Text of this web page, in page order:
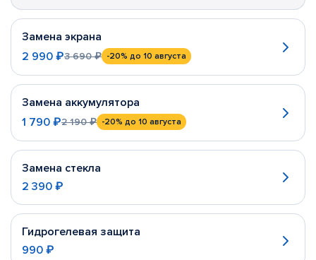
Замена экрана
2 990 ₽3 690 ₽ -20% до 10 августа
Замена аккумулятора
1 790 ₽2 190 ₽ -20% до 10 августа
Замена стекла
2 390 ₽
Гидрогелевая защита
990 ₽